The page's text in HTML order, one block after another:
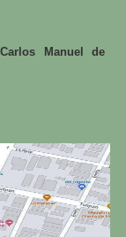
Manuel de